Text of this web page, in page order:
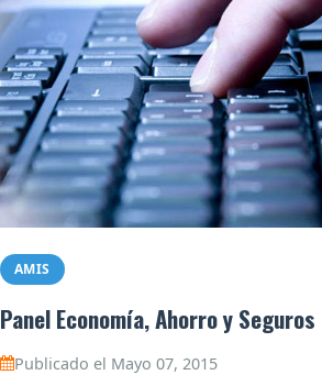
AMIS
Panel Economía, Ahorro y Seguros
Publicado el Mayo 07, 2015